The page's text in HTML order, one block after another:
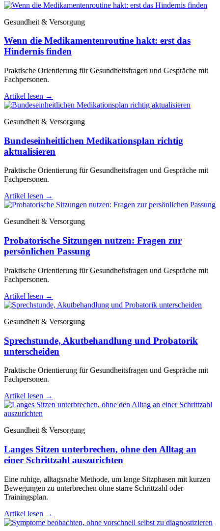
Gesundheit & Versorgung
Wenn die Medikamentenroutine hakt: erst das
Hindernis finden
Praktische Orientierung für Gesundheitsfragen und Gespräche mit
Fachpersonen.
Artikel lesen →
Gesundheit & Versorgung
Bundeseinheitlichen Medikationsplan richtig
aktualisieren
Praktische Orientierung für Gesundheitsfragen und Gespräche mit
Fachpersonen.
Artikel lesen →
Gesundheit & Versorgung
Probatorische Sitzungen nutzen: Fragen zur
persönlichen Passung
Praktische Orientierung für Gesundheitsfragen und Gespräche mit
Fachpersonen.
Artikel lesen →
Gesundheit & Versorgung
Sprechstunde, Akutbehandlung und Probatorik
unterscheiden
Praktische Orientierung für Gesundheitsfragen und Gespräche mit
Fachpersonen.
Artikel lesen →
Gesundheit & Versorgung
Langes Sitzen unterbrechen, ohne den Alltag an
einer Schrittzahl auszurichten
Eine ruhige, alltagsnahe Methode, um lange Sitzphasen mit kurzen
Bewegungen zu unterbrechen ohne starre Schrittzahl oder
Trainingsplan.
Artikel lesen →